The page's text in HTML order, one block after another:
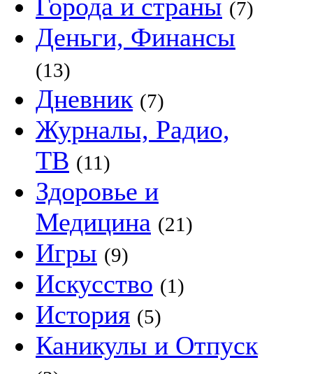
Города и страны (7)
Деньги, Финансы
(13)
Дневник (7)
Журналы, Радио,
ТВ (11)
Здоровье и
Медицина (21)
Игры (9)
Искусство (1)
История (5)
Каникулы и Отпуск